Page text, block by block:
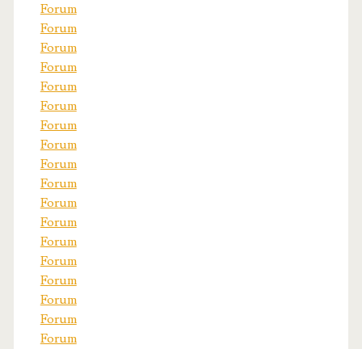
Forum
Forum
Forum
Forum
Forum
Forum
Forum
Forum
Forum
Forum
Forum
Forum
Forum
Forum
Forum
Forum
Forum
Forum